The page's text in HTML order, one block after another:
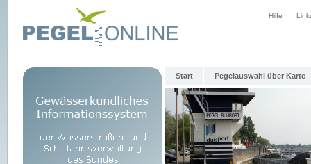
Hilfe
Start Pegelauswahl über Karte